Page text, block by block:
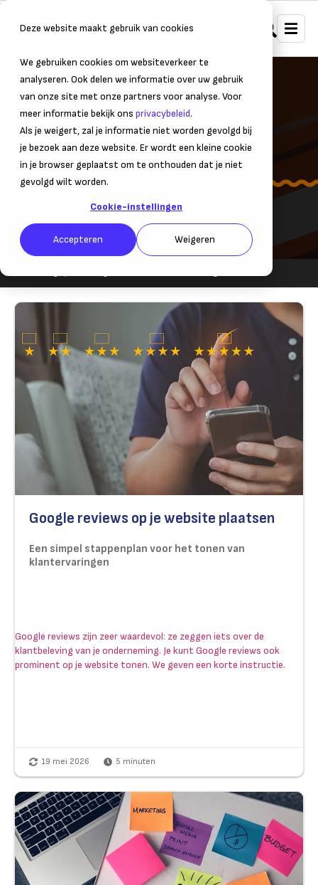
Deze website maakt gebruik van cookies
We gebruiken cookies om websiteverkeer te
analyseren. Ook delen we informatie over uw gebruik
van onze site met onze partners voor analyse. Voor
meer informatie bekijk ons privacybeleid.
Als je weigert, zal je informatie niet worden gevolgd bij
je bezoek aan deze website. Er wordt een kleine cookie
in je browser geplaatst om te onthouden dat je niet
gevolgd wilt worden.
Cookie-instellingen
Accepteren Weigeren
Online marketing
Strategie, marketing & sales
Google reviews op je website plaatsen
Een simpel stappenplan voor het tonen van
klantervaringen
Google reviews zijn zeer waardevol: ze zeggen iets over de
klantbeleving van je onderneming. Je kunt Google reviews ook
prominent op je website tonen. We geven een korte instructie.
19 mei 2026 5 minuten